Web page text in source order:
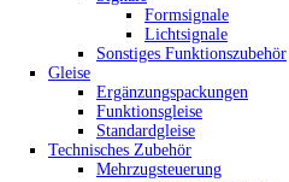
Formsignale
Lichtsignale
Sonstiges Funktionszubehör
Gleise
Ergänzungspackungen
Funktionsgleise
Standardgleise
Technisches Zubehör
Mehrzugsteuerung